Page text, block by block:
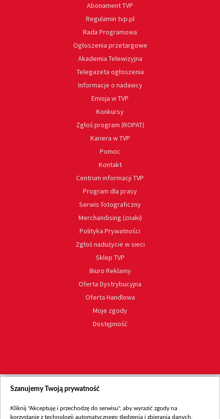
Abonament TVP
Regulamin tvp.pl
Rada Programowa
Ogłoszenia przetargowe
Akademia Telewizyjna
Telegazeta ogłoszenia
Informacje o nadawcy
Emisja w TVP
Konkursy
Zgłoś program (ROPAT)
Kariera w TVP
Pomoc
Kontakt
Centrum informacji TVP
Program dla prasy
Serwis fotograficzny
Merchandising (znaki)
Polityka Prywatności
Zgłoś nadużycie w sieci
Sklep TVP
Biuro Reklamy
Oferta Dystrybucyjna
Oferta Handlowa
Moje zgody
Dostępność
Szanujemy Twoją prywatność
Kliknij "Akceptuję i przechodzę do serwisu", aby wyrazić zgody na
korzystanie z technologii automatycznego śledzenia i zbierania danych,